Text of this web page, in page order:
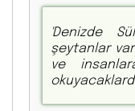
'Denizde
şeytanlar
ve